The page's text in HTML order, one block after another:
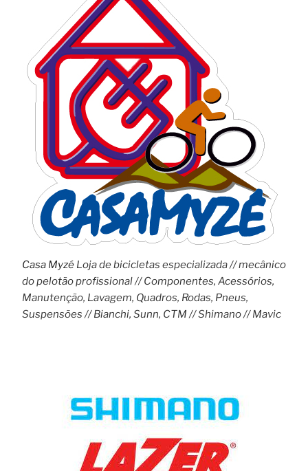
Casa MyzéLoja de bicicletas especializada // mecânico
do pelotão profissional // Componentes, Acessórios,
Manutenção, Lavagem, Quadros, Rodas, Pneus,
Suspensões // Bianchi, Sunn, CTM // Shimano // Mavic